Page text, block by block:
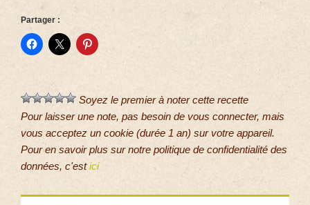
Partager :
Soyez le premier à noter cette recette
Pour laisser une note, pas besoin de vous connecter, mais
vous acceptez un cookie (durée 1 an) sur votre appareil.
Pour en savoir plus sur notre politique de confidentialité des
données, c'estici